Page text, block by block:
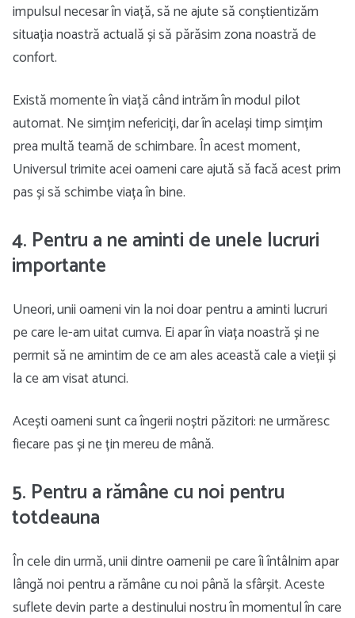
impulsul necesar în viață, să ne ajute să conștientizăm
situația noastră actuală și să părăsim zona noastră de
confort.
Există momente în viață când intrăm în modul pilot
automat. Ne simțim nefericiți, dar în același timp simțim
prea multă teamă de schimbare. În acest moment,
Universul trimite acei oameni care ajută să facă acest prim
pas și să schimbe viața în bine.
4. Pentru a ne aminti de unele lucruri
importante
Uneori, unii oameni vin la noi doar pentru a aminti lucruri
pe care le-am uitat cumva. Ei apar în viața noastră și ne
permit să ne amintim de ce am ales această cale a vieții și
la ce am visat atunci.
Acești oameni sunt ca îngerii noștri păzitori: ne urmăresc
fiecare pas și ne țin mereu de mână.
5. Pentru a rămâne cu noi pentru
totdeauna
În cele din urmă, unii dintre oamenii pe care îi întâlnim apar
lângă noi pentru a rămâne cu noi până la sfârșit. Aceste
suflete devin parte a destinului nostru în momentul în care